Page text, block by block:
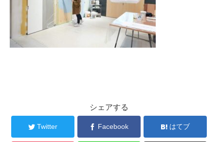
シェアする
Twitter Facebook はてブ